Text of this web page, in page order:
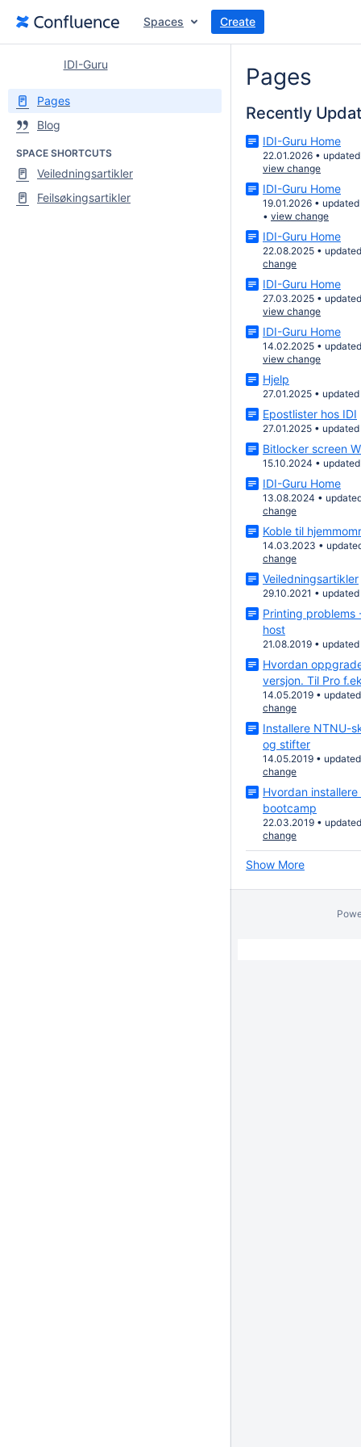
Spaces Create
IDI-Guru
Pages
Blog
SPACE SHORTCUTS
Veiledningsartikler
Feilsøkingsartikler
Pages
Recently
IDI-Guru Home
22.01.2026 •
view change
IDI-Guru Home
19.01.2026 •
• view change
IDI-Guru Home
22.08.2025 •
change
IDI-Guru Home
27.03.2025 •
view change
IDI-Guru Home
14.02.2025 •
view change
Hjelp
27.01.2025 •
Epostlister hos IDI
27.01.2025 •
Bitlocker screen
15.10.2024 •
IDI-Guru Home
13.08.2024 •
change
Koble til
14.03.2023 •
change
Veiledningsartikler
29.10.2021 •
Printing problems
host
21.08.2019 •
Hvordan
versjon. Til Pro
14.05.2019 •
change
Installere NTNU-
og stifter
14.05.2019 •
change
Hvordan
bootcamp
22.03.2019 •
change
Show More